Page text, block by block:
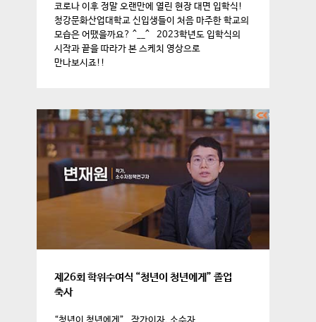
코로나 이후 정말 오랜만에 열린 현장 대면 입학식!
청강문화산업대학교 신입생들이 처음 마주한 학교의
모습은 어땠을까요? ^__^ 2023학년도 입학식의
시작과 끝을 따라가 본 스케치 영상으로
만나보시죠!!
제26회 학위수여식 “청년이 청년에게” 졸업
축사